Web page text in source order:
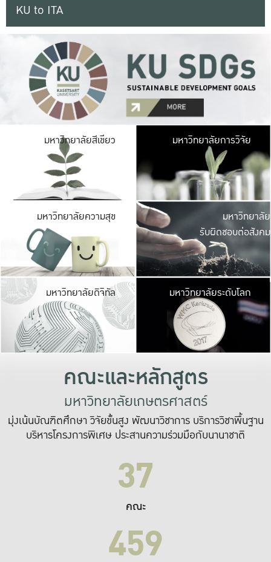
KU to ITA
มหาวิทยาลัยสีเขียว มหาวิ
มีพื้นที่เขียวสดใส
เป็นป่าในเมือง เกษต
มหาวิทยาลัยการวิจัย
มหาวิทยาลัยความสุข มหาวิ
ค
เปิดประ
และพบเรื่องราวใ
มหาวิทยาลัย
รับผิดชอบต่อสังคม
มหาวิทยาลัยดิจิทัล มหาวิ
เปลี่ยนแปลง แล
เพื่อทำง
ระบบสารสนเทศ
มหาวิทยาลัยระดับโลก
คณะและหลักสูตร
มหาวิทยาลัยเกษตรศาสตร์
มุ่งเน้นบัณฑิตศึกษา วิจัยขั้นสูง พัฒนาวิชาการ บริการวิชาพื้นฐาน
บริหารโครงการพิเศษ ประสานความร่วมมือกับนานาชาติ
37
คณะ
459